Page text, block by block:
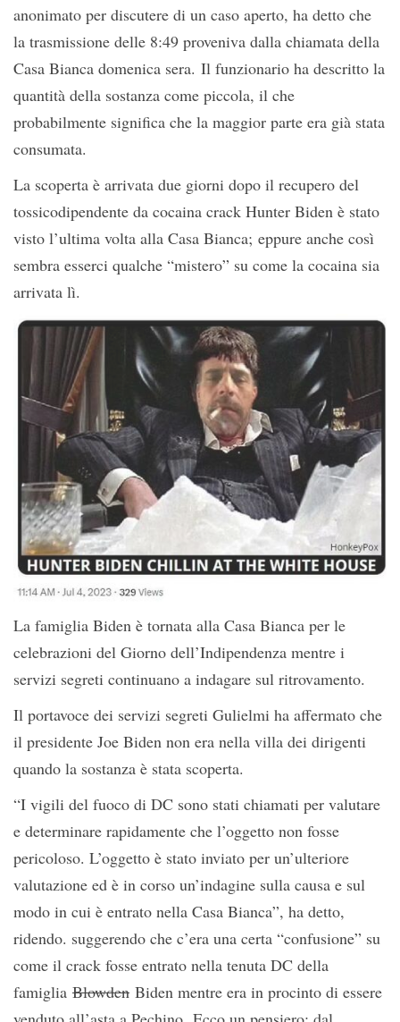
anonimato per discutere di un caso aperto, ha detto che
la trasmissione delle 8:49 proveniva dalla chiamata della
Casa Bianca domenica sera. Il funzionario ha descritto la
quantità della sostanza come piccola, il che
probabilmente significa che la maggior parte era già stata
consumata.
La scoperta è arrivata due giorni dopo il recupero del
tossicodipendente da cocaina crack Hunter Biden è stato
visto l’ultima volta alla Casa Bianca; eppure anche così
sembra esserci qualche “mistero” su come la cocaina sia
arrivata lì.
La famiglia Biden è tornata alla Casa Bianca per le
celebrazioni del Giorno dell’Indipendenza mentre i
servizi segreti continuano a indagare sul ritrovamento.
Il portavoce dei servizi segreti Gulielmi ha affermato che
il presidente Joe Biden non era nella villa dei dirigenti
quando la sostanza è stata scoperta.
“I vigili del fuoco di DC sono stati chiamati per valutare
e determinare rapidamente che l’oggetto non fosse
pericoloso. L’oggetto è stato inviato per un’ulteriore
valutazione ed è in corso un’indagine sulla causa e sul
modo in cui è entrato nella Casa Bianca”, ha detto,
ridendo. suggerendo che c’era una certa “confusione” su
come il crack fosse entrato nella tenuta DC della
famiglia Blowden Biden mentre era in procinto di essere